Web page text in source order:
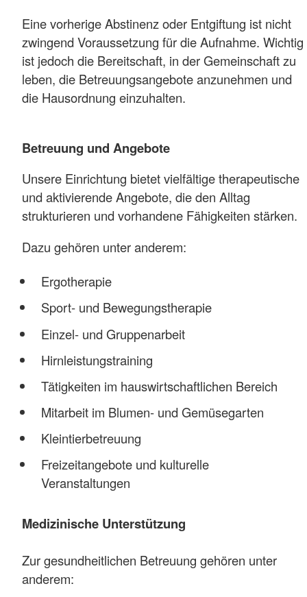
Eine vorherige Abstinenz oder Entgiftung ist nicht
zwingend Voraussetzung für die Aufnahme. Wichtig
ist jedoch die Bereitschaft, in der Gemeinschaft zu
leben, die Betreuungsangebote anzunehmen und
die Hausordnung einzuhalten.
Betreuung und Angebote
Unsere Einrichtung bietet vielfältige therapeutische
und aktivierende Angebote, die den Alltag
strukturieren und vorhandene Fähigkeiten stärken.
Dazu gehören unter anderem:
Ergotherapie
Sport- und Bewegungstherapie
Einzel- und Gruppenarbeit
Hirnleistungstraining
Tätigkeiten im hauswirtschaftlichen Bereich
Mitarbeit im Blumen- und Gemüsegarten
Kleintierbetreuung
Freizeitangebote und kulturelle
Veranstaltungen
Medizinische Unterstützung
Zur gesundheitlichen Betreuung gehören unter
anderem: